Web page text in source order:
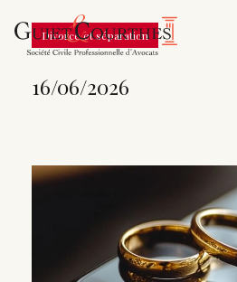
16/06/2026
Divorce et séparation